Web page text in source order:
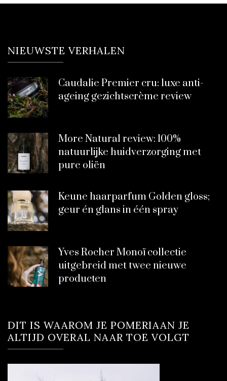
NIEUWSTE VERHALEN
Caudalie Premier cru: luxe anti-
ageing gezichtscrème review
More Natural review: 100%
natuurlijke huidverzorging met
pure oliën
Keune haarparfum Golden gloss;
geur én glans in één spray
Yves Rocher Monoï collectie
uitgebreid met twee nieuwe
producten
DIT IS WAAROM JE POMERIAAN JE
ALTIJD OVERAL NAAR TOE VOLGT